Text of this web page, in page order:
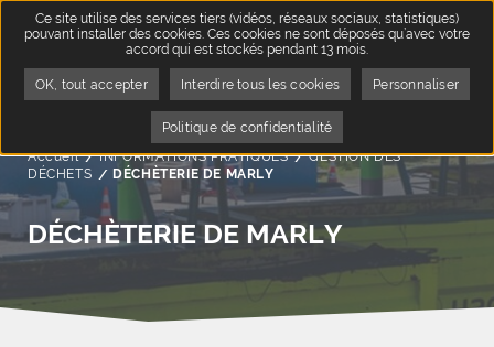
Accueil INFORMATIONS PRATIQUES
GESTION DES
DÉCHETS
Page active :
DÉCHÈTERIE DE MARLY
DÉCHÈTERIE DE MARLY
Ce site utilise des services tiers (vidéos, réseaux sociaux, statistiques)
pouvant installer des cookies. Ces cookies ne sont déposés qu’avec votre
accord qui est stockés pendant 13 mois.
OK, tout accepter Interdire tous les cookies Personnaliser
Politique de confidentialité